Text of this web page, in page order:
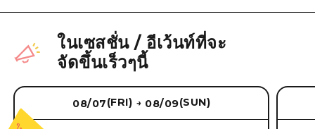
ในเซสชั่น/ อีเว้นท์ที่จะ
จัดขึ้นเร็วๆนี้
08/07(FRI) → 08/09(SUN)